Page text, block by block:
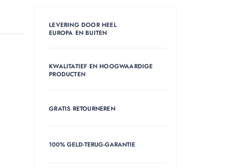
LEVERING DOOR HEEL
EUROPA EN BUITEN
KWALITATIEF EN HOOGWAARDIGE
PRODUCTEN
GRATIS RETOURNEREN
100% GELD-TERUG-GARANTIE